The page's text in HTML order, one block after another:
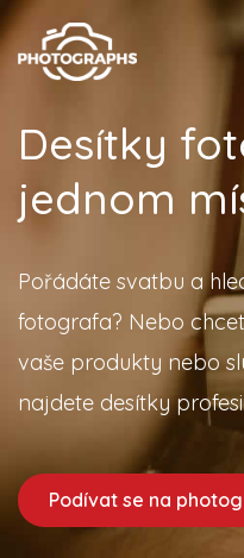
Desítky
jednom
Pořádáte svatbu a
fotografa? Nebo
vaše produkty nebo
najdete desítky
Podívat se na